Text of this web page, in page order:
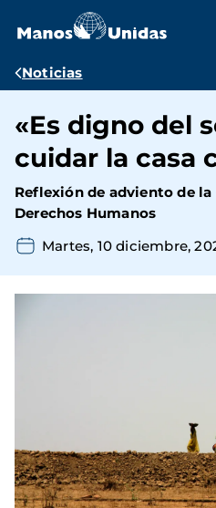
contenido
Ruta
navegación
Noticias
«Es digno del
cuidar la casa
Reflexión de adviento de la
Derechos Humanos
Martes, 10 diciembre,